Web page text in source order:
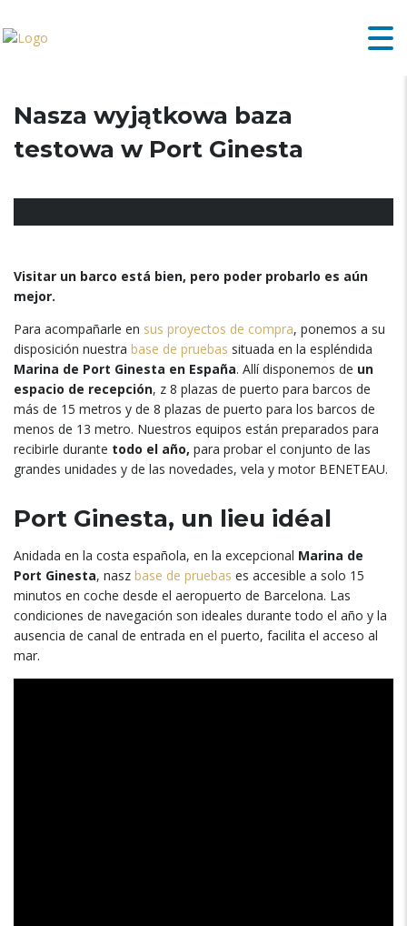
Nasza wyjątkowa baza
testowa w Port Ginesta
Visitar un barco está bien, pero poder probarlo es aún
mejor.
Para acompañarle en sus proyectos de compra, ponemos a su
disposición nuestra base de pruebas situada en la espléndida
Marina de Port Ginesta en España. Allí disponemos de un
espacio de recepción, z 8 plazas de puerto para barcos de
más de 15 metros y de 8 plazas de puerto para los barcos de
menos de 13 metro. Nuestros equipos están preparados para
recibirle durante todo el año, para probar el conjunto de las
grandes unidades y de las novedades, vela y motor BENETEAU.
Port Ginesta, un lieu idéal
Anidada en la costa española, en la excepcional Marina de
Port Ginesta, nasz base de pruebas es accesible a solo 15
minutos en coche desde el aeropuerto de Barcelona. Las
condiciones de navegación son ideales durante todo el año y la
ausencia de canal de entrada en el puerto, facilita el acceso al
mar.